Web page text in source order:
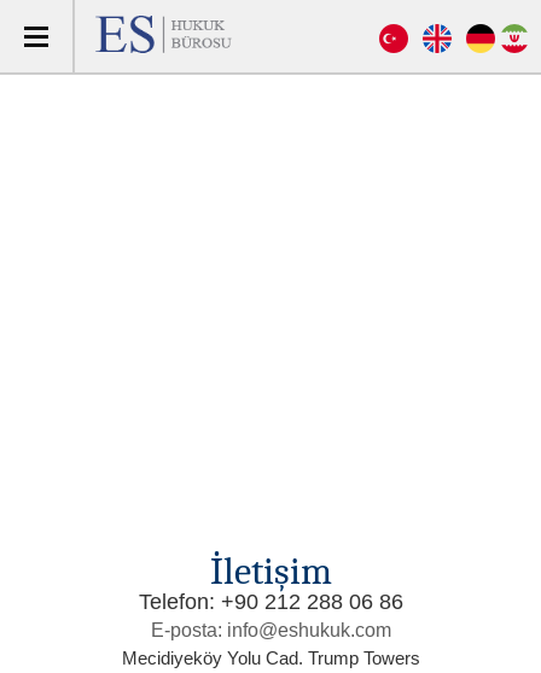
İletişim
Telefon: +90 212 288 06 86
E-posta: info@eshukuk.com
Mecidiyeköy Yolu Cad. Trump Towers